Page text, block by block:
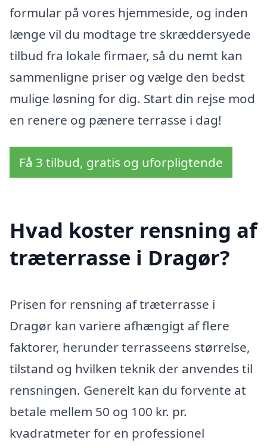
formular på vores hjemmeside, og inden
længe vil du modtage tre skræddersyede
tilbud fra lokale firmaer, så du nemt kan
sammenligne priser og vælge den bedst
mulige løsning for dig. Start din rejse mod
en renere og pænere terrasse i dag!
Få 3 tilbud, gratis og uforpligtende
Hvad koster rensning af
træterrasse i Dragør?
Prisen for rensning af træterrasse i
Dragør kan variere afhængigt af flere
faktorer, herunder terrasseens størrelse,
tilstand og hvilken teknik der anvendes til
rensningen. Generelt kan du forvente at
betale mellem 50 og 100 kr. pr.
kvadratmeter for en professionel